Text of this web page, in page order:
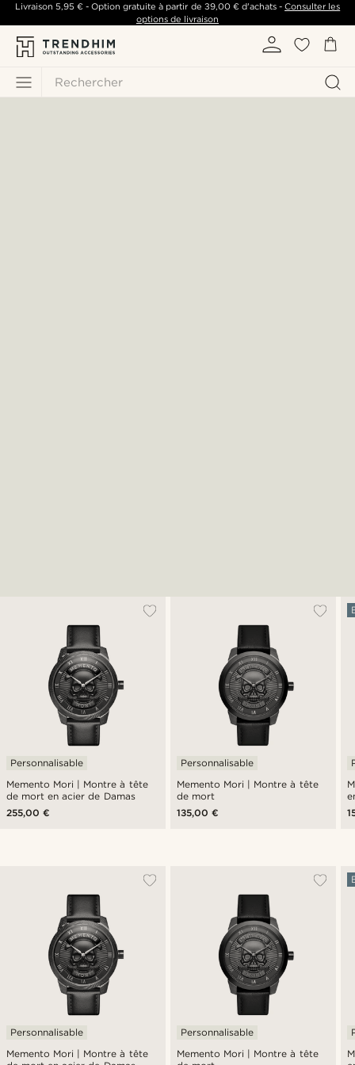
Rechercher
Livraison 5,95 €- Option gratuite à partir de 39,00 €d'achats -Consulter les
options de livraison
Memento Mori | Montre à tête
de mort en acier de Damas
Personnalisable
255,00 €
Memento Mori | Montre à tête
de mort
Personnalisable
135,00 €
Memento Mori | Montre à tête
Personnalisable
Memento Mori | Montre à tête
Personnalisable